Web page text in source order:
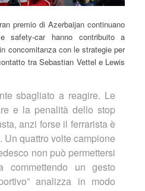
premio di Azerbaijan continuano
safety-car hanno contribuito a
concomitanza con le strategie per
tra Sebastian Vettel e Lewis
sbagliato a reagire. Le
e la penalità dello stop
anzi forse il ferrarista è
Un quattro volte campione
non può permettersi
commettendo un gesto
analizza in modo